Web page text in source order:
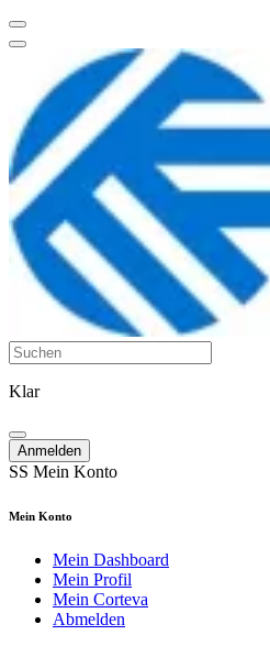
Klar
Anmelden
SS Mein Konto
Mein Konto
Mein Dashboard
Mein Profil
Mein Corteva
Abmelden